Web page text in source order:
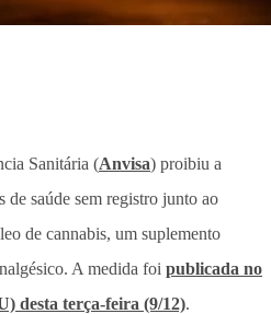
Sanitária (Anvisa) proibiu a
de saúde sem registro junto ao
de cannabis, um suplemento
A medida foi publicada no
desta terça-feira (9/12).